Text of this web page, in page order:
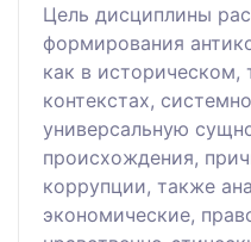
Цель дисциплины
формирования
как в историческом,
контекстах,
универсальную
происхождения,
коррупции, также
экономические,